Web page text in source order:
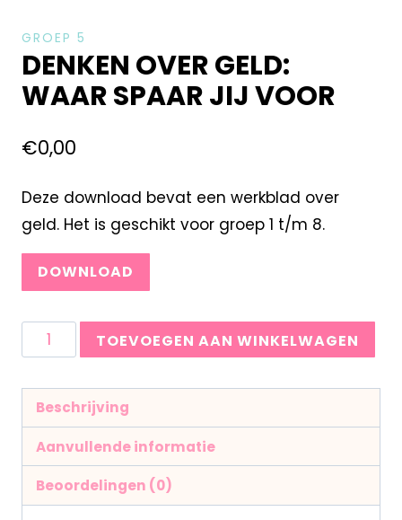
GROEP 5
DENKEN OVER GELD:
WAAR SPAAR JIJ VOOR
€0,00
Deze download bevat een werkblad over
geld. Het is geschikt voor groep 1 t/m 8.
DOWNLOAD
TOEVOEGEN AAN WINKELWAGEN
Beschrijving
Aanvullende informatie
Beoordelingen (0)